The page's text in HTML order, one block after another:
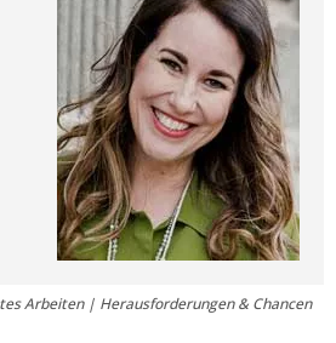
Arbeiten | Herausforderungen & Chancen